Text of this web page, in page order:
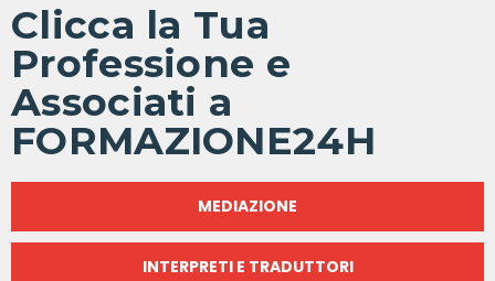
Clicca la Tua
Professione e
Associati a
FORMAZIONE24H
MEDIAZIONE
INTERPRETI E TRADUTTORI